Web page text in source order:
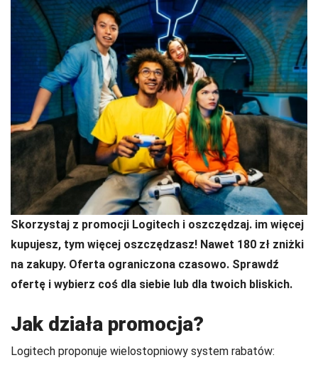
Skorzystaj z promocji Logitech i oszczędzaj. im więcej
kupujesz, tym więcej oszczędzasz! Nawet 180 zł zniżki
na zakupy. Oferta ograniczona czasowo. Sprawdź
ofertę i wybierz coś dla siebie lub dla twoich bliskich.
Jak działa promocja?
Logitech proponuje wielostopniowy system rabatów: